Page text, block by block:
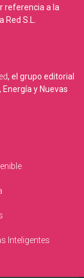
referencia a la
S.L.
, el grupo editorial
y Nuevas
Inteligentes